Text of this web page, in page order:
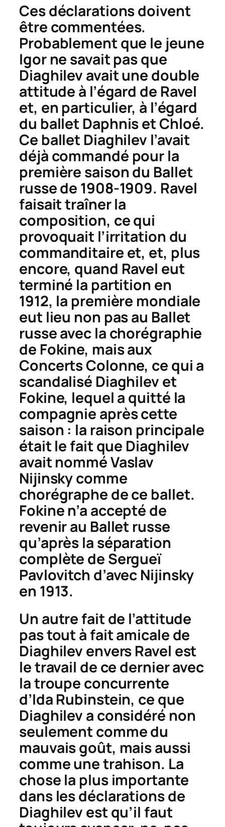
Ces déclarations doivent
être commentées.
Probablement que le jeune
Igor ne savait pas que
Diaghilev avait une double
attitude à l’égard de Ravel
et, en particulier, à l’égard
du ballet Daphnis et Chloé.
Ce ballet Diaghilev l’avait
déjà commandé pour la
première saison du Ballet
russe de 1908-1909. Ravel
faisait traîner la
composition, ce qui
provoquait l’irritation du
commanditaire et, et, plus
encore, quand Ravel eut
terminé la partition en
1912, la première mondiale
eut lieu non pas au Ballet
russe avec la chorégraphie
de Fokine, mais aux
Concerts Colonne, ce qui a
scandalisé Diaghilev et
Fokine, lequel a quitté la
compagnie après cette
saison : la raison principale
était le fait que Diaghilev
avait nommé Vaslav
Nijinsky comme
chorégraphe de ce ballet.
Fokine n’a accepté de
revenir au Ballet russe
qu’après la séparation
complète de Sergueï
Pavlovitch d’avec Nijinsky
en 1913.
Un autre fait de l’attitude
pas tout à fait amicale de
Diaghilev envers Ravel est
le travail de ce dernier avec
la troupe concurrente
d’Ida Rubinstein, ce que
Diaghilev a considéré non
seulement comme du
mauvais goût, mais aussi
comme une trahison. La
chose la plus importante
dans les déclarations de
Diaghilev est qu’il faut